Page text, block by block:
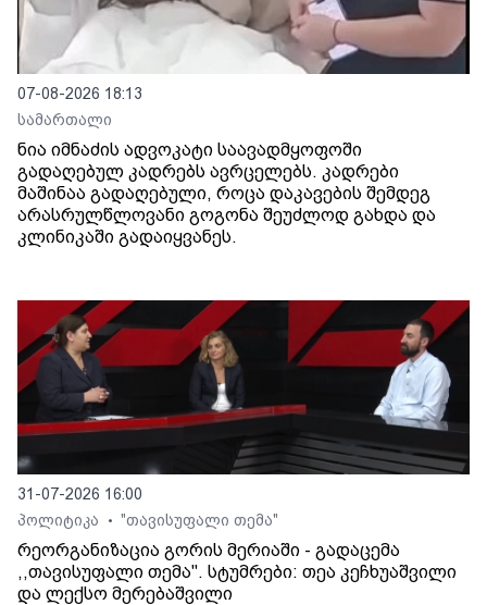
07-08-2026 18:13
სამართალი
ნია იმნაძის ადვოკატი საავადმყოფოში
გადაღებულ კადრებს ავრცელებს. კადრები
მაშინაა გადაღებული, როცა დაკავების შემდეგ
არასრულწლოვანი გოგონა შეუძლოდ გახდა და
კლინიკაში გადაიყვანეს.
31-07-2026 16:00
პოლიტიკა
• "თავისუფალი თემა"
რეორგანიზაცია გორის მერიაში - გადაცემა
,,თავისუფალი თემა". სტუმრები: თეა კეჩხუაშვილი
და ლექსო მერებაშვილი